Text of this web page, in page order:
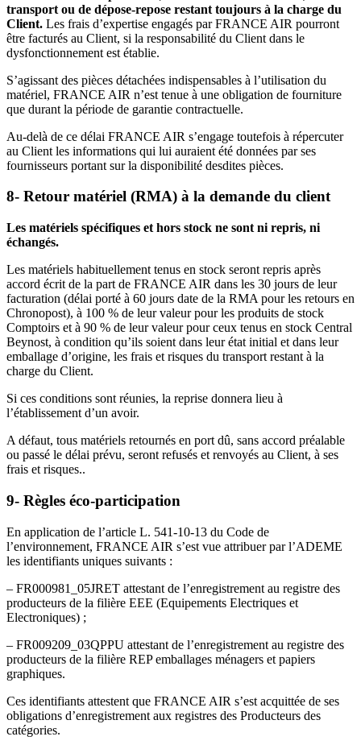
transport ou de dépose-repose restant toujours à la charge du
Client. Les frais d’expertise engagés par FRANCE AIR pourront
être facturés au Client, si la responsabilité du Client dans le
dysfonctionnement est établie.
S’agissant des pièces détachées indispensables à l’utilisation du
matériel, FRANCE AIR n’est tenue à une obligation de fourniture
que durant la période de garantie contractuelle.
Au-delà de ce délai FRANCE AIR s’engage toutefois à répercuter
au Client les informations qui lui auraient été données par ses
fournisseurs portant sur la disponibilité desdites pièces.
8- Retour matériel (RMA) à la demande du client
Les matériels spécifiques et hors stock ne sont ni repris, ni
échangés.
Les matériels habituellement tenus en stock seront repris après
accord écrit de la part de FRANCE AIR dans les 30 jours de leur
facturation (délai porté à 60 jours date de la RMA pour les retours en
Chronopost), à 100 % de leur valeur pour les produits de stock
Comptoirs et à 90 % de leur valeur pour ceux tenus en stock Central
Beynost, à condition qu’ils soient dans leur état initial et dans leur
emballage d’origine, les frais et risques du transport restant à la
charge du Client.
Si ces conditions sont réunies, la reprise donnera lieu à
l’établissement d’un avoir.
A défaut, tous matériels retournés en port dû, sans accord préalable
ou passé le délai prévu, seront refusés et renvoyés au Client, à ses
frais et risques..
9- Règles éco-participation
En application de l’article L. 541-10-13 du Code de
l’environnement, FRANCE AIR s’est vue attribuer par l’ADEME
les identifiants uniques suivants :
– FR000981_05JRET attestant de l’enregistrement au registre des
producteurs de la filière EEE (Equipements Electriques et
Electroniques) ;
– FR009209_03QPPU attestant de l’enregistrement au registre des
producteurs de la filière REP emballages ménagers et papiers
graphiques.
Ces identifiants attestent que FRANCE AIR s’est acquittée de ses
obligations d’enregistrement aux registres des Producteurs des
catégories.